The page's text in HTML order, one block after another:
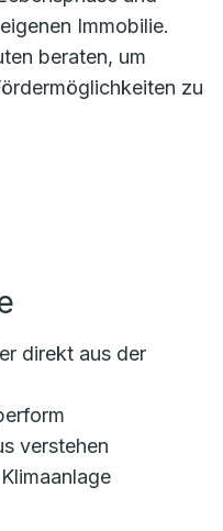
Immobilie.
beraten, um
zu
direkt aus der
verstehen